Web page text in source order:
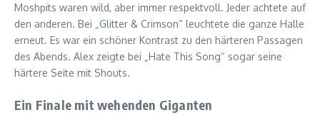
Moshpits waren wild, aber immer respektvoll. Jeder achtete auf
den anderen. Bei „Glitter & Crimson“ leuchtete die ganze Halle
erneut. Es war ein schöner Kontrast zu den härteren Passagen
des Abends. Alex zeigte bei „Hate This Song“ sogar seine
härtere Seite mit Shouts.
Ein Finale mit wehenden Giganten